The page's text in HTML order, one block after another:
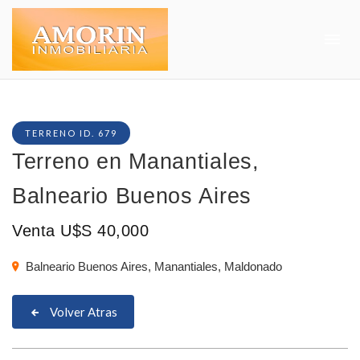
TERRENO ID. 679
Terreno en Manantiales,
Balneario Buenos Aires
Venta U$S 40,000
Balneario Buenos Aires, Manantiales, Maldonado
Volver Atras